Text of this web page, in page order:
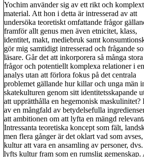
Yochim använder sig av ett rikt och komplext
material. Att hon i detta är intresserad av att
undersöka teoretiskt omfattande frågor
framför allt genus men även etnicitet, klass,
identitet, makt, mediebruk samt
gör mig samtidigt intresserad och frågande
läsare. Går det att inkorporera så många stora
frågor och potentiellt komplexa relationer i en
analys utan att förlora fokus på det centrala
problemet gällande hur killar och unga män
skatekulturen genom sitt identitetsskapande
att upprätthålla en hegemonisk
av en mångfald av betydelsefulla
att ambitionen om att lyfta en mängd
Intressanta teoretiska koncept som fält,
men flera gånger är det oklart vad som
kultur att vara en ansamling av personer,
lyfts kultur fram som en rumslig